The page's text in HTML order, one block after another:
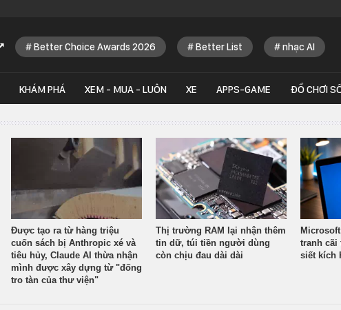
Better Choice Awards 2026 Better List nhạc AI
KHÁM PHÁ XEM - MUA - LUÔN XE APPS-GAME ĐỒ CHƠI
Được tạo ra từ hàng triệu
cuốn sách bị Anthropic xé và
tiêu hủy, Claude AI thừa nhận
mình được xây dựng từ "đống
tro tàn của thư viện"
Thị trường RAM lại nhận thêm
tin dữ, túi tiền người dùng
còn chịu đau dài dài
tranh cãi
siết kích